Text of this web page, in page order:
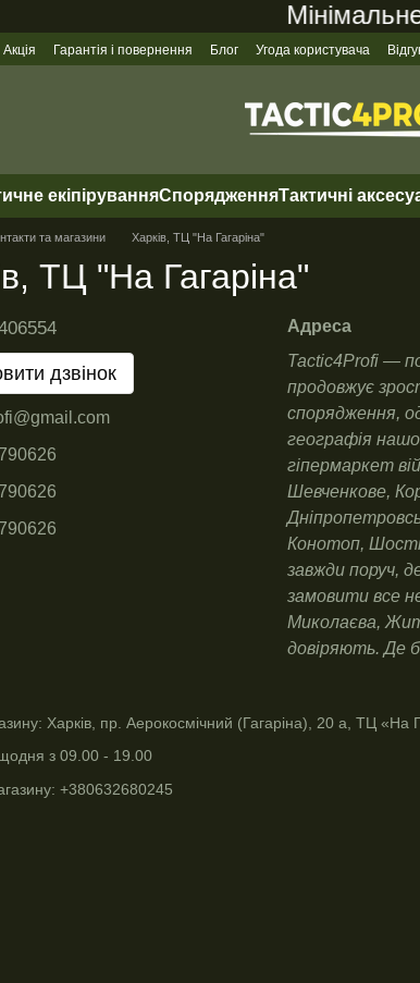
Мінімальне
Акція Гарантія і повернення Блог Угода користувача
екіпіруванняСпорядженняТактичні
та магазини Харків, ТЦ "На Гагаріна"
ТЦ "На Гагаріна"
дзвінок
Адреса
Tactic4Profi —
продовжує
спорядження,
географія
гіпермаркет
Шевченкове,
Конотоп,
завжди поруч,
замовити все
Миколаєва,
довіряють. Де
Харків, пр. Аерокосмічний (Гагаріна), 20 а, ТЦ «На
з 09.00 - 19.00
+380632680245